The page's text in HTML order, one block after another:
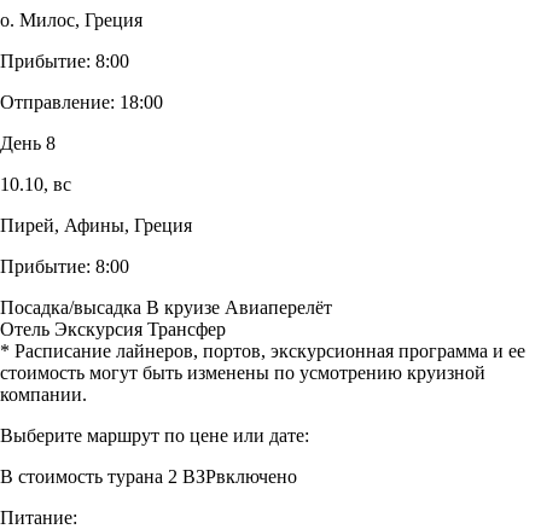
о. Милос, Греция
Прибытие: 8:00
Отправление: 18:00
День 8
10.10, вс
Пирей, Афины, Греция
Прибытие: 8:00
Посадка/высадка В круизе Авиаперелёт
Отель Экскурсия Трансфер
* Расписание лайнеров, портов, экскурсионная программа и ее
стоимость могут быть изменены по усмотрению круизной
компании.
Выберите маршрут по цене или дате:
В стоимость турана 2 ВЗРвключено
Питание: